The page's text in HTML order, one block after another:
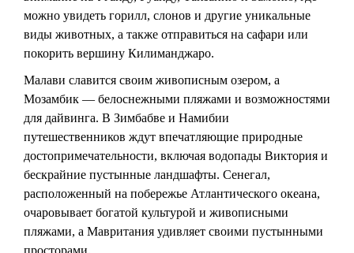
можно увидеть горилл, слонов и другие уникальные
виды животных, а также отправиться на сафари или
покорить вершину Килиманджаро.
Малави славится своим живописным озером, а
Мозамбик — белоснежными пляжами и возможностями
для дайвинга. В Зимбабве и Намибии
путешественников ждут впечатляющие природные
достопримечательности, включая водопады Виктория и
бескрайние пустынные ландшафты. Сенегал,
расположенный на побережье Атлантического океана,
очаровывает богатой культурой и живописными
пляжами, а Мавритания удивляет своими пустынными
просторами.